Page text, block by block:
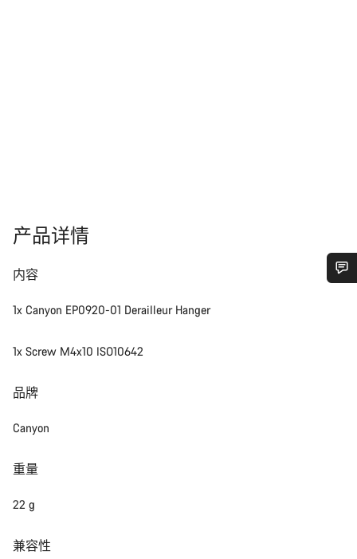
产品详情
内容
1x Canyon EP0920-01 Derailleur Hanger
1x Screw M4x10 ISO10642
品牌
Canyon
重量
22 g
兼容性